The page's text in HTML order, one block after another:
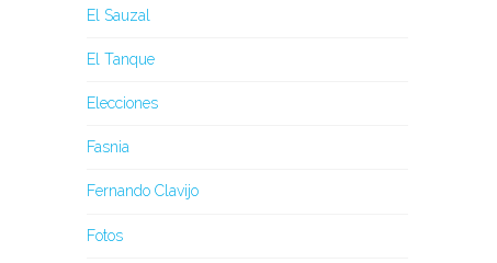
El Sauzal
El Tanque
Elecciones
Fasnia
Fernando Clavijo
Fotos